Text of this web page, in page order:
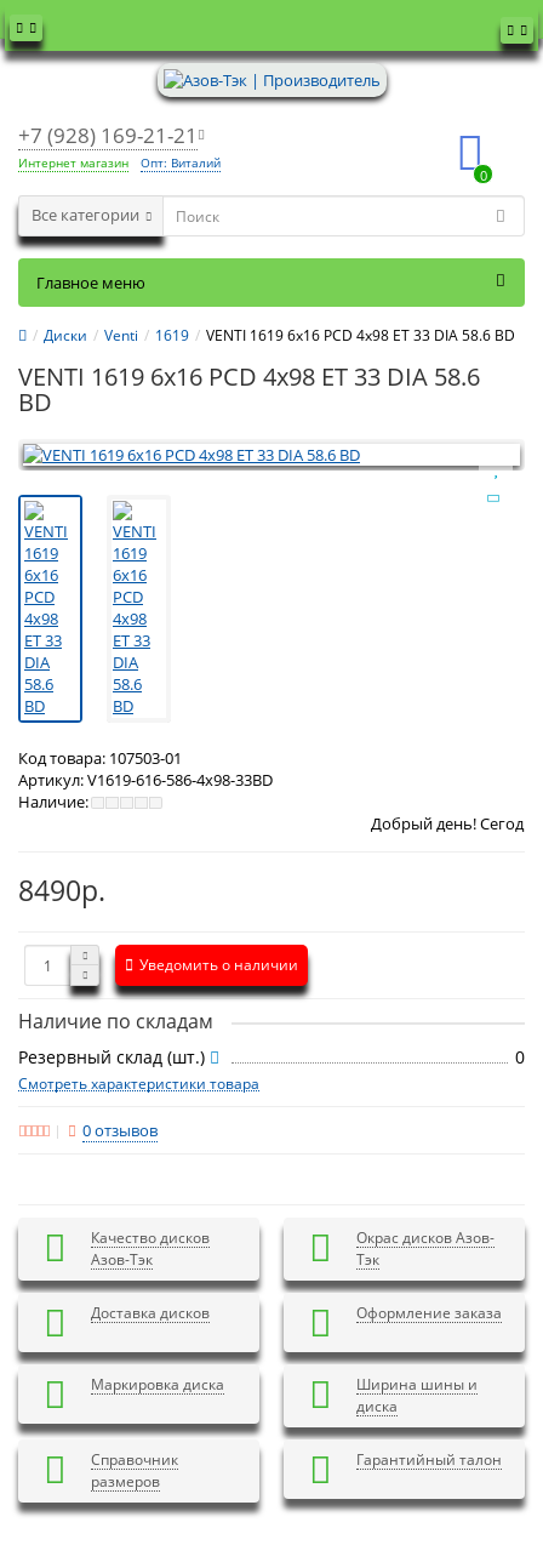
+7 (928) 169-21-21
Интернет магазин Опт: Виталий
0
Все категории
Главное меню
Диски Venti 1619 VENTI 1619 6x16 PCD 4x98 ET 33 DIA 58.6 BD
VENTI 1619 6x16 PCD 4x98 ET 33 DIA 58.6
BD
Код товара: 107503-01
Артикул:V1619-616-586-4x98-33BD
Наличие:
Добрый день! СегодняПятница 7
8490р.
Уведомить о наличии
Наличие по складам
Резервный склад (шт.) 0
Смотреть характеристики товара
0 отзывов
Качество дисков
Азов-Тэк
Окрас дисков Азов-
Тэк
Доставка дисков Оформление заказа
Маркировка диска
Ширина шины и
диска
Справочник
размеров
Гарантийный талон